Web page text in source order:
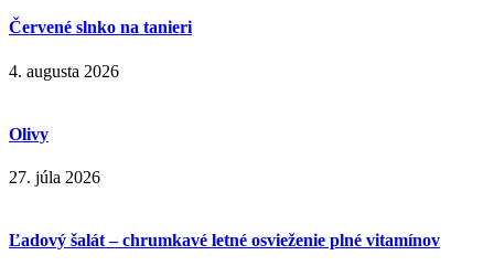
Červené slnko na tanieri
4. augusta 2026
Olivy
27. júla 2026
Ľadový šalát – chrumkavé letné osvieženie plné vitamínov